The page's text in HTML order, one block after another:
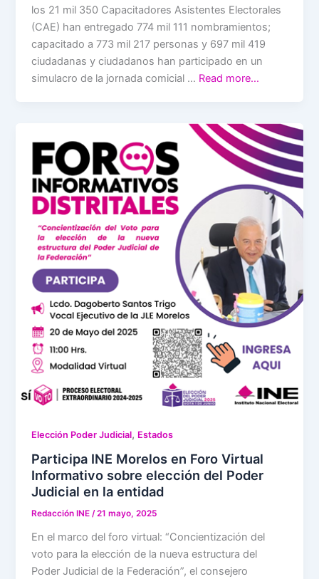
los 21 mil 350 Capacitadores Asistentes Electorales
(CAE) han entregado 774 mil 111 nombramientos;
capacitado a 773 mil 217 personas y 697 mil 419
ciudadanas y ciudadanos han participado en un
simulacro de la jornada comicial … Read more…
Elección Poder Judicial, Estados
Participa INE Morelos en Foro Virtual
Informativo sobre elección del Poder
Judicial en la entidad
Redacción INE/21 mayo, 2025
En el marco del foro virtual: “Concientización del
voto para la elección de la nueva estructura del
Poder Judicial de la Federación”, el consejero